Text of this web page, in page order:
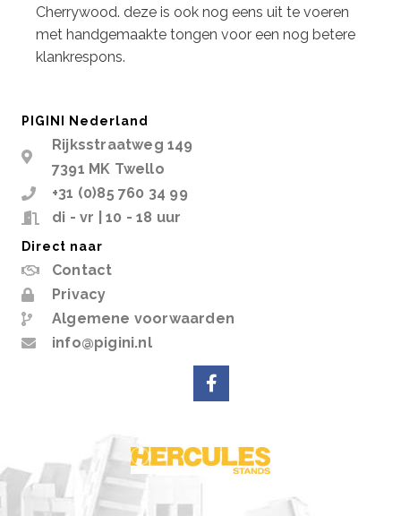
Cherrywood. deze is ook nog eens uit te voeren
met handgemaakte tongen voor een nog betere
klankrespons.
PIGINI Nederland
Rijksstraatweg 149
7391 MK Twello
+31 (0)85 760 34 99
di - vr | 10 - 18 uur
Direct naar
Contact
Privacy
Algemene voorwaarden
info@pigini.nl